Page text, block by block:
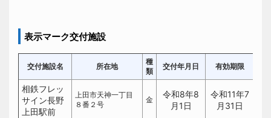
表示マーク交付施設
交付施設名 所在地
種
類
交付年月日 有効期限
相鉄フレッ
サイン長野
上田駅前
上田市天神一丁目
８番２号
金
令和8年8
月1日
令和11年7
月31日